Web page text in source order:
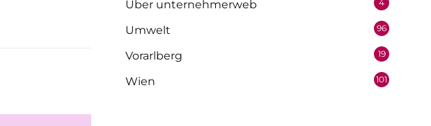
Über unternehmerweb 4
Umwelt 96
Vorarlberg 19
Wien 101